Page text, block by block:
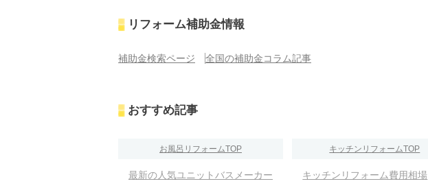
リフォーム補助金情報
補助金検索ページ 全国の補助金コラム記事
おすすめ記事
キッチンリフォームTOP
キッチンリフォーム費用相場
お風呂リフォームTOP
最新の人気ユニットバスメーカー